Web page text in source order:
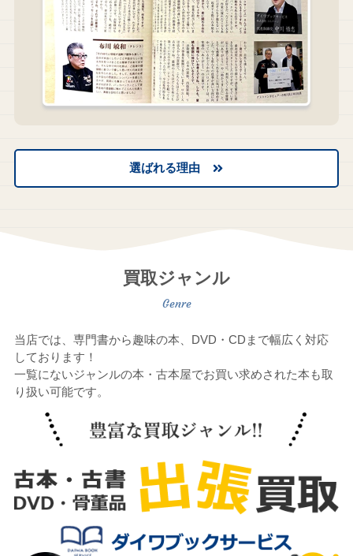
選ばれる理由
買取ジャンル
当店では、専門書から趣味の本、DVD・CDまで幅広く対応
しております！
一覧にないジャンルの本・古本屋でお買い求めされた本も取
り扱い可能です。